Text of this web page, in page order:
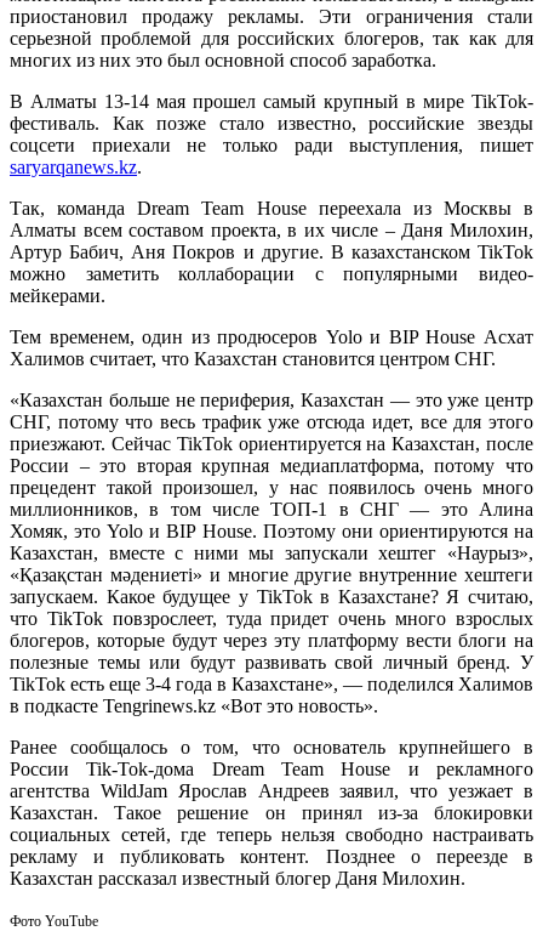
приостановил продажу рекламы. Эти ограничения стали
серьезной проблемой для российских блогеров, так как для
многих из них это был основной способ заработка.
В Алматы 13-14 мая прошел самый крупный в мире TikTok-
фестиваль. Как позже стало известно, российские звезды
соцсети приехали не только ради выступления, пишет
saryarqanews.kz.
Так, команда Dream Team House переехала из Москвы в
Алматы всем составом проекта, в их числе – Даня Милохин,
Артур Бабич, Аня Покров и другие. В казахстанском TikTok
можно заметить коллаборации с популярными видео-
мейкерами.
Тем временем, один из продюсеров Yolo и BIP House Асхат
Халимов считает, что Казахстан становится центром СНГ.
«Казахстан больше не периферия, Казахстан — это уже центр
СНГ, потому что весь трафик уже отсюда идет, все для этого
приезжают. Сейчас TikTok ориентируется на Казахстан, после
России – это вторая крупная медиаплатформа, потому что
прецедент такой произошел, у нас появилось очень много
миллионников, в том числе ТОП-1 в СНГ — это Алина
Хомяк, это Yolo и BIP House. Поэтому они ориентируются на
Казахстан, вместе с ними мы запускали хештег «Наурыз»,
«Қазақстан мәдениеті» и многие другие внутренние хештеги
запускаем. Какое будущее у TikTok в Казахстане? Я считаю,
что TikTok повзрослеет, туда придет очень много взрослых
блогеров, которые будут через эту платформу вести блоги на
полезные темы или будут развивать свой личный бренд. У
TikTok есть еще 3-4 года в Казахстане», — поделился Халимов
в подкасте Tengrinews.kz «Вот это новость».
Ранее сообщалось о том, что основатель крупнейшего в
России Tik-Tok-дома Dream Team House и рекламного
агентства WildJam Ярослав Андреев заявил, что уезжает в
Казахстан. Такое решение он принял из-за блокировки
социальных сетей, где теперь нельзя свободно настраивать
рекламу и публиковать контент. Позднее о переезде в
Казахстан рассказал известный блогер Даня Милохин.
Фото YouTube